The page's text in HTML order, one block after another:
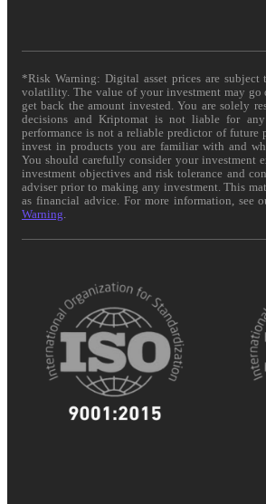
*Risk Warning: Digital asset prices are
volatility. The value of your investment may go
get back the amount invested. You are solely
decisions and Kriptomat is not liable for
performance is not a reliable predictor of future
invest in products you are familiar with and
You should carefully consider your investment
investment objectives and risk tolerance and
adviser prior to making any investment. This
as financial advice. For more information, see
Warning